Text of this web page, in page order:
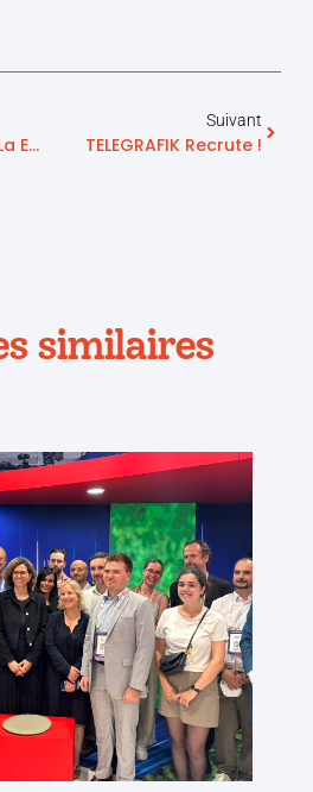
Université D’été De La E-Santé 2014 : Bilan Positif !
Suivant
TELEGRAFIK Recrute !
similaires